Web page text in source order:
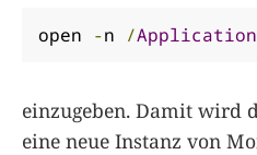
open -n /
einzugeben. Damit wird
eine neue Instanz von